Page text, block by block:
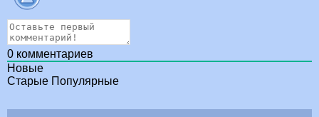
0 комментариев
Новые
Старые Популярные